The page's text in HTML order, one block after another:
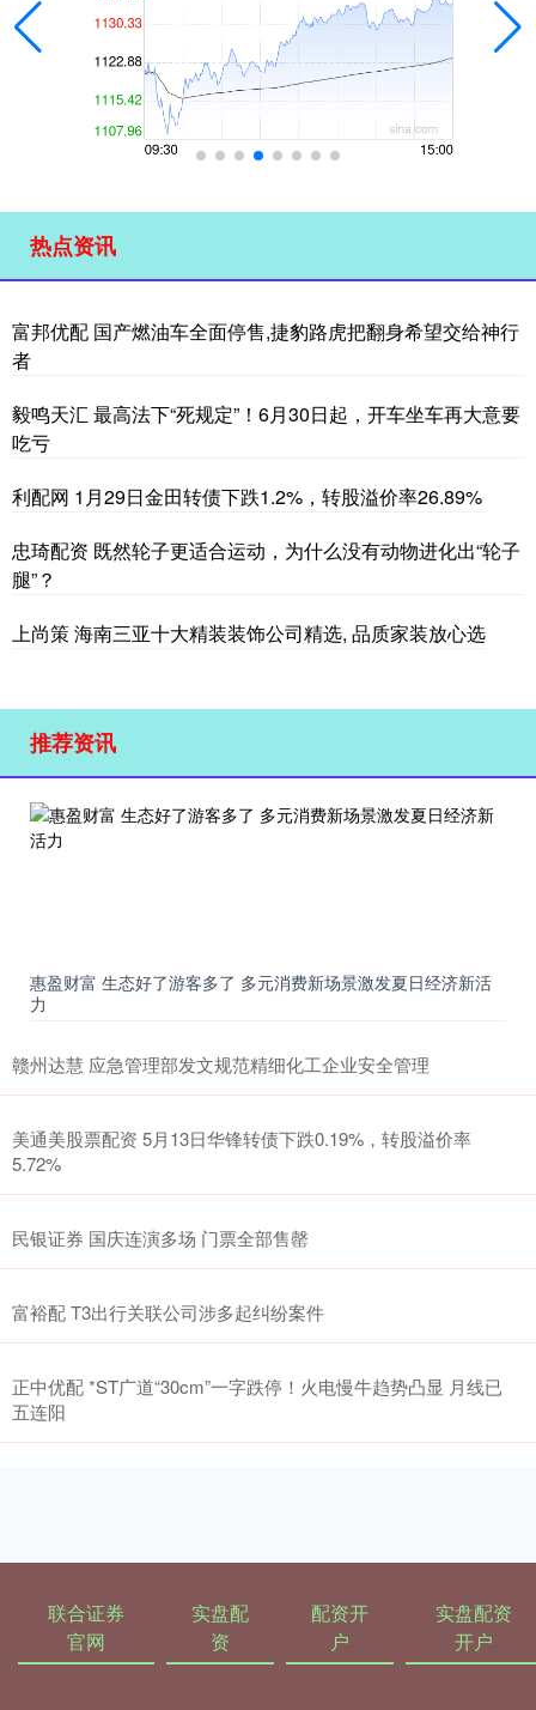
热点资讯
富邦优配 国产燃油车全面停售,捷豹路虎把翻身希望交给神行
者
毅鸣天汇 最高法下“死规定”！6月30日起，开车坐车再大意要
吃亏
利配网 1月29日金田转债下跌1.2%，转股溢价率26.89%
忠琦配资 既然轮子更适合运动，为什么没有动物进化出“轮子
腿”？
上尚策 海南三亚十大精装装饰公司精选, 品质家装放心选
推荐资讯
惠盈财富 生态好了游客多了 多元消费新场景激发夏日经济新活
力
赣州达慧 应急管理部发文规范精细化工企业安全管理
美通美股票配资 5月13日华锋转债下跌0.19%，转股溢价率
5.72%
民银证券 国庆连演多场 门票全部售罄
富裕配 T3出行关联公司涉多起纠纷案件
正中优配 *ST广道“30cm”一字跌停！火电慢牛趋势凸显 月线已
五连阳
联合证券
官网
实盘配
资
配资开
户
实盘配资
开户